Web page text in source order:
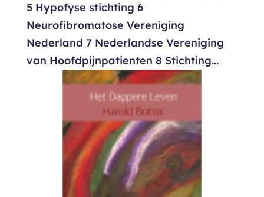
5 Hypofyse stichting 6
Neurofibromatose Vereniging
Nederland 7 Nederlandse Vereniging
van Hoofdpijnpatienten 8 Stichting...